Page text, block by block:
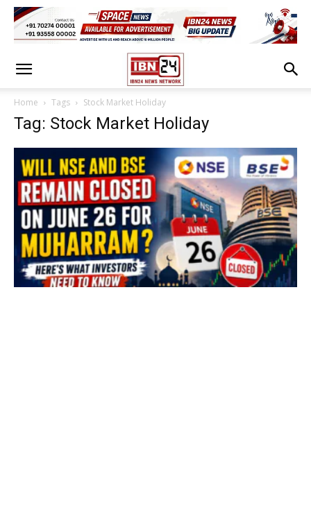
Home Tags Stock Market Holiday
Tag: Stock Market Holiday